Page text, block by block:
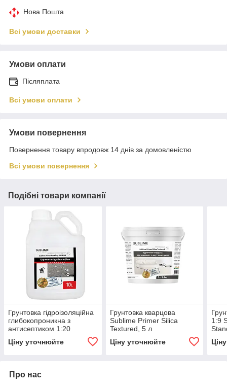
Нова Пошта
Всі умови доставки
Умови оплати
Післяплата
Всі умови оплати
Умови повернення
Повернення товару впродовж 14 днів за домовленістю
Всі умови повернення
Подібні товари компанії
Грунтовка гідроізоляційна
глибокопроникна з
антисептиком 1:20
Sublime Primer AquaStop
Premium 10 л
Ціну уточнюйте
Грунтовка кварцова
Sublime Primer Silica
Textured, 5 л
Ціну уточнюйте
1:9
Про нас